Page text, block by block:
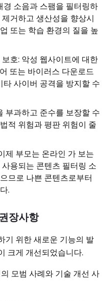
소음과 스팸을 필터링하
거하고 생산성을 향상시
또는 학습 환경의 질을 높
호: 악성 웹사이트에 대한
또는 바이러스 다운로드
사이버 공격을 방지할 수
부과하고 준수를 보장할 수
적 위험과 평판 위험이 줄
제 부모는 온라인 가 보는
용되는 콘텐츠 필터링 소
므로 나쁜 콘텐츠로부터
.
장사항
기 위한 새로운 기능의 발
크게 개선되었습니다.
모범 사례와 기술 개선 사